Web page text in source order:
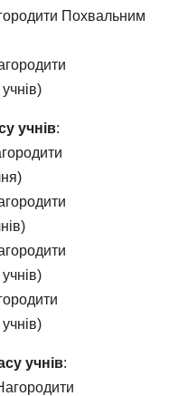
Похвальним
учнів:
учнів: